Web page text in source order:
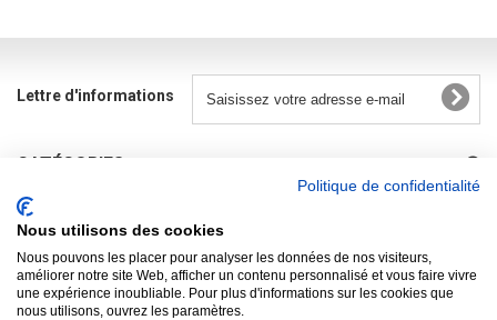
Lettre d'informations
CATÉGORIES
INFORMATIONS
R.G.P.D.
MON COMPTE
Politique de confidentialité
Nous utilisons des cookies
Nous pouvons les placer pour analyser les données de nos visiteurs,
améliorer notre site Web, afficher un contenu personnalisé et vous faire vivre
une expérience inoubliable. Pour plus d'informations sur les cookies que
nous utilisons, ouvrez les paramètres.